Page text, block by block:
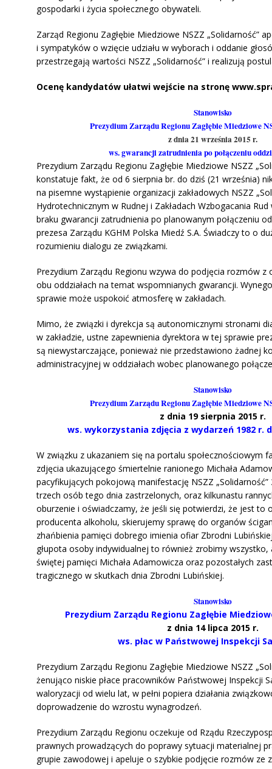
gospodarki i życia społecznego obywateli.
Zarząd Regionu Zagłębie Miedziowe NSZZ „Solidarność”
i sympatyków o wzięcie udziału w wyborach i oddanie
przestrzegają wartości NSZZ „Solidarność” i realizują
Ocenę kandydatów ułatwi wejście na stronę
Stanowisko
Prezydium Zarządu Regionu Zagłębie Miedziowe
z dnia 21 września 2015 r.
ws. gwarancji zatrudnienia po połączeniu
Prezydium Zarządu Regionu Zagłębie Miedziowe NSZZ
konstatuje fakt, że od 6 sierpnia br. do dziś (21 września)
na pisemne wystąpienie organizacji zakładowych NSZZ
Hydrotechnicznym w Rudnej i Zakładach Wzbogacania
braku gwarancji zatrudnienia po planowanym połączeniu
prezesa Zarządu KGHM Polska Miedź S.A. Świadczy to o
rozumieniu dialogu ze związkami.
Prezydium Zarządu Regionu wzywa do podjęcia rozmów
obu oddziałach na temat wspomnianych gwarancji.
sprawie może uspokoić atmosferę w zakładach.
Mimo, że związki i dyrekcja są autonomicznymi stronami
w zakładzie, ustne zapewnienia dyrektora w tej sprawie
są niewystarczające, ponieważ nie przedstawiono żadnej
administracyjnej w oddziałach wobec planowanego
Stanowisko
Prezydium Zarządu Regionu Zagłębie Miedziowe
z dnia 19 sierpnia 2015 r.
ws. wykorzystania zdjęcia z wydarzeń 1982 r.
W związku z ukazaniem się na portalu społecznościowym
zdjęcia ukazującego śmiertelnie ranionego Michała
pacyfikujących pokojową manifestację NSZZ
trzech osób tego dnia zastrzelonych, oraz kilkunastu
oburzenie i oświadczamy, że jeśli się potwierdzi, że jest to
producenta alkoholu, skierujemy sprawę do organów
zhańbienia pamięci dobrego imienia ofiar Zbrodni
głupota osoby indywidualnej to również zrobimy
świętej pamięci Michała Adamowicza oraz pozostałych
tragicznego w skutkach dnia Zbrodni Lubińskiej.
Stanowisko
Prezydium Zarządu Regionu Zagłębie
z dnia 14 lipca 2015 r.
ws. płac w Państwowej Inspekcji
Prezydium Zarządu Regionu Zagłębie Miedziowe NSZZ
żenująco niskie płace pracowników Państwowej Inspekcji
waloryzacji od wielu lat, w pełni popiera działania
doprowadzenie do wzrostu wynagrodzeń.
Prezydium Zarządu Regionu oczekuje od Rządu
prawnych prowadzących do poprawy sytuacji materialnej
grupie zawodowej i apeluje o szybkie podjęcie rozmów ze